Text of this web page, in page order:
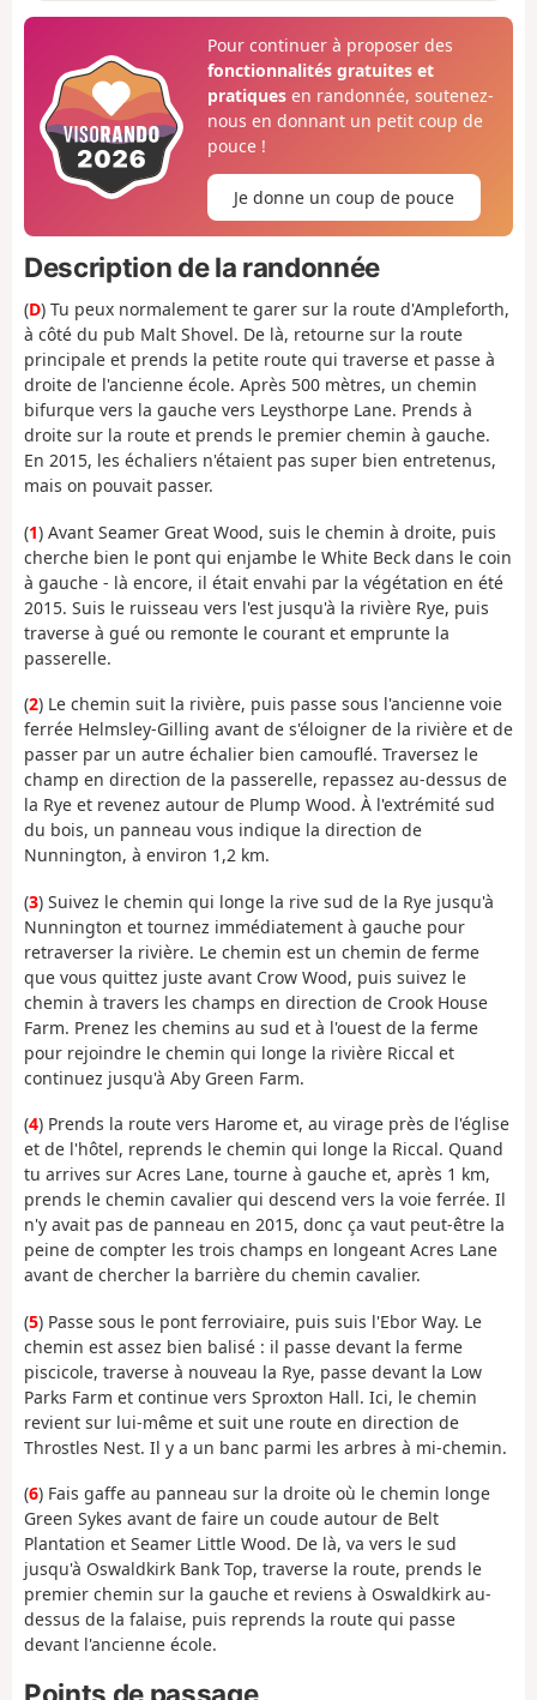
Pour continuer à proposer des
fonctionnalités gratuites et
pratiquesen randonnée, soutenez-
nous en donnant un petit coup de
pouce !
Je donne un coup de pouce
Description de la randonnée
(D) Tu peux normalement te garer sur la route d'Ampleforth,
à côté du pub Malt Shovel. De là, retourne sur la route
principale et prends la petite route qui traverse et passe à
droite de l'ancienne école. Après 500 mètres, un chemin
bifurque vers la gauche vers Leysthorpe Lane. Prends à
droite sur la route et prends le premier chemin à gauche.
En 2015, les échaliers n'étaient pas super bien entretenus,
mais on pouvait passer.
(1) Avant Seamer Great Wood, suis le chemin à droite, puis
cherche bien le pont qui enjambe le White Beck dans le coin
à gauche - là encore, il était envahi par la végétation en été
2015. Suis le ruisseau vers l'est jusqu'à la rivière Rye, puis
traverse à gué ou remonte le courant et emprunte la
passerelle.
(2) Le chemin suit la rivière, puis passe sous l'ancienne voie
ferrée Helmsley-Gilling avant de s'éloigner de la rivière et de
passer par un autre échalier bien camouflé. Traversez le
champ en direction de la passerelle, repassez au-dessus de
la Rye et revenez autour de Plump Wood. À l'extrémité sud
du bois, un panneau vous indique la direction de
Nunnington, à environ 1,2 km.
(3) Suivez le chemin qui longe la rive sud de la Rye jusqu'à
Nunnington et tournez immédiatement à gauche pour
retraverser la rivière. Le chemin est un chemin de ferme
que vous quittez juste avant Crow Wood, puis suivez le
chemin à travers les champs en direction de Crook House
Farm. Prenez les chemins au sud et à l'ouest de la ferme
pour rejoindre le chemin qui longe la rivière Riccal et
continuez jusqu'à Aby Green Farm.
(4) Prends la route vers Harome et, au virage près de l'église
et de l'hôtel, reprends le chemin qui longe la Riccal. Quand
tu arrives sur Acres Lane, tourne à gauche et, après 1 km,
prends le chemin cavalier qui descend vers la voie ferrée. Il
n'y avait pas de panneau en 2015, donc ça vaut peut-être la
peine de compter les trois champs en longeant Acres Lane
avant de chercher la barrière du chemin cavalier.
(5) Passe sous le pont ferroviaire, puis suis l'Ebor Way. Le
chemin est assez bien balisé : il passe devant la ferme
piscicole, traverse à nouveau la Rye, passe devant la Low
Parks Farm et continue vers Sproxton Hall. Ici, le chemin
revient sur lui-même et suit une route en direction de
Throstles Nest. Il y a un banc parmi les arbres à mi-chemin.
(6) Fais gaffe au panneau sur la droite où le chemin longe
Green Sykes avant de faire un coude autour de Belt
Plantation et Seamer Little Wood. De là, va vers le sud
jusqu'à Oswaldkirk Bank Top, traverse la route, prends le
premier chemin sur la gauche et reviens à Oswaldkirk au-
dessus de la falaise, puis reprends la route qui passe
devant l'ancienne école.
Points de passage